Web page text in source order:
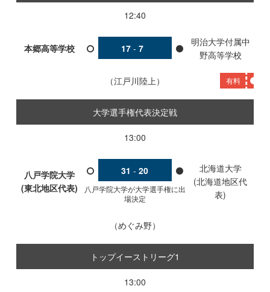
12:40
本郷高等学校 17 - 7
明治大学付属中
野高等学校
江戸川陸上 有料
大学選手権代表決定戦
13:00
八戸学院大学
(東北地区代表)
31 - 20
八戸学院大学が大学選手権に出
場決定
北海道大学
(北海道地区代
表)
めぐみ野
トップイーストリーグ1
13:00